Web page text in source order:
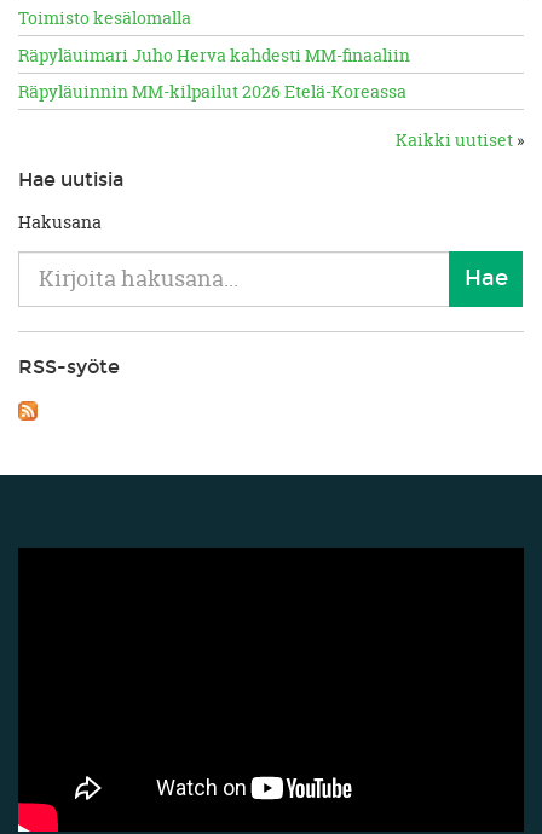
Toimisto kesälomalla
Räpyläuimari Juho Herva kahdesti MM-finaaliin
Räpyläuinnin MM-kilpailut 2026 Etelä-Koreassa
Kaikki uutiset »
Hae uutisia
Hakusana
RSS-syöte